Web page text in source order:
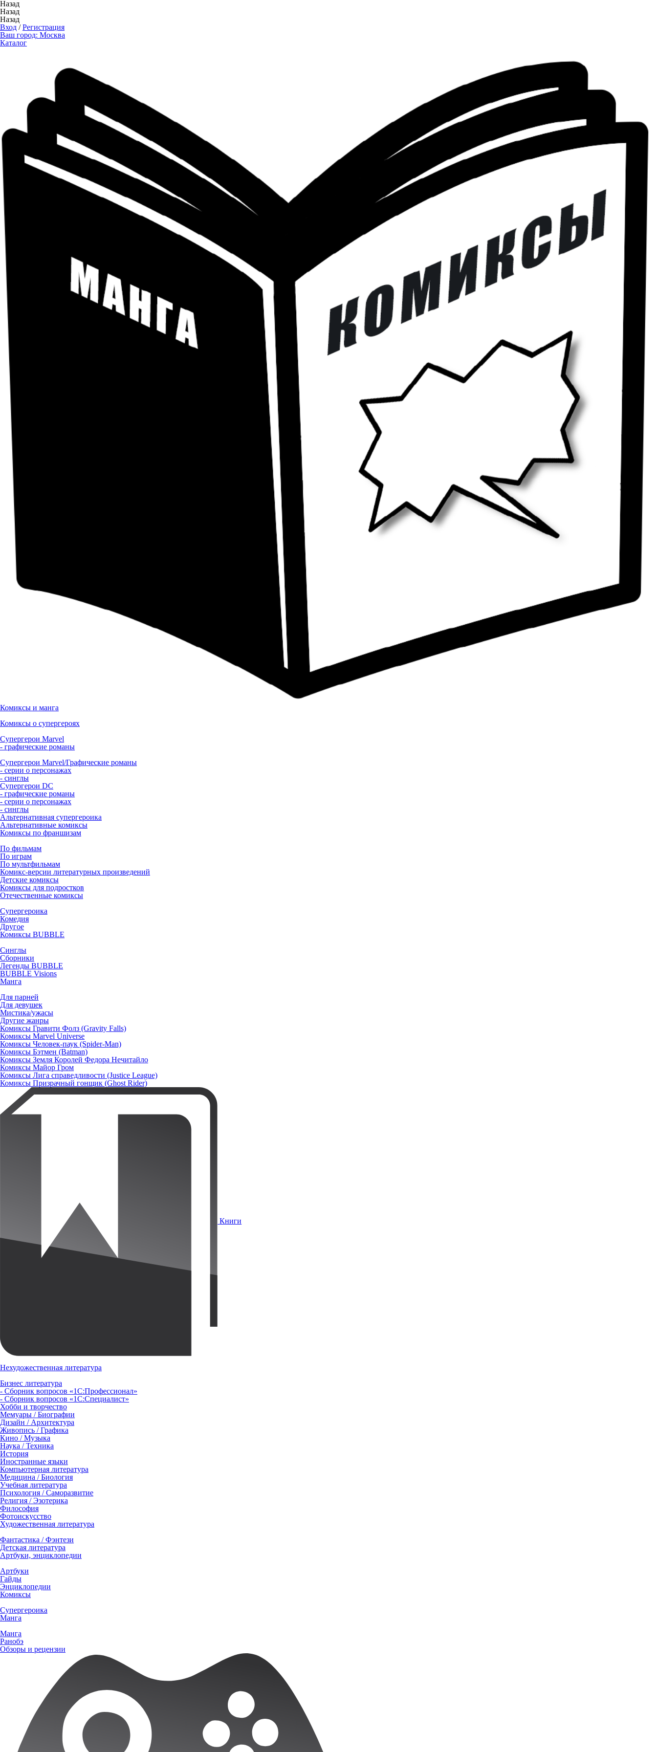
Назад
Назад
Назад
Вход /Регистрация
Ваш город: Москва
Каталог
Комиксы и манга
Комиксы о супергероях
Супергерои Marvel
- графические романы
Супергерои Marvel/Графические романы
- серии о персонажах
- синглы
Супергерои DC
- графические романы
- серии о персонажах
- синглы
Альтернативная супергероика
Альтернативные комиксы
Комиксы по франшизам
По фильмам
По играм
По мультфильмам
Комикс-версии литературных произведений
Детские комиксы
Комиксы для подростков
Отечественные комиксы
Супергероика
Комедия
Другое
Комиксы BUBBLE
Синглы
Сборники
Легенды BUBBLE
BUBBLE Visions
Манга
Для парней
Для девушек
Мистика/ужасы
Другие жанры
Комиксы Гравити Фолз (Gravity Falls)
Комиксы Marvel Universe
Комиксы Человек-паук (Spider-Man)
Комиксы Бэтмен (Batman)
Комиксы Земля Королей Федора Нечитайло
Комиксы Майор Гром
Комиксы Лига справедливости (Justice League)
Комиксы Призрачный гонщик (Ghost Rider)
Книги
Нехудожественная литература
Бизнес литература
- Сборник вопросов «1С:Профессионал»
- Сборник вопросов «1С:Специалист»
Хобби и творчество
Мемуары / Биографии
Дизайн / Архитектура
Живопись / Графика
Кино / Музыка
Наука / Техника
История
Иностранные языки
Компьютерная литература
Медицина / Биология
Учебная литература
Психология / Саморазвитие
Религия / Эзотерика
Философия
Фотоискусство
Художественная литература
Фантастика / Фэнтези
Детская литература
Артбуки, энциклопедии
Артбуки
Гайды
Энциклопедии
Комиксы
Супергероика
Манга
Манга
Ранобэ
Обзоры и рецензии